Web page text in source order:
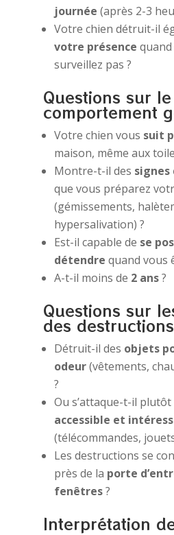
journée (après 2-3
Votre chien détruit-il
votre présence
surveillez pas ?
Questions sur le
comportement
Votre chien vous suit
maison, même aux
Montre-t-il des signes
que vous préparez
(gémissements,
hypersalivation) ?
Est-il capable de se
détendre quand vous
A-t-il moins de 2 ans?
Questions sur
des destructions
Détruit-il des objets
odeur(vêtements,
?
Ou s’attaque-t-il plutôt
accessible et
(télécommandes,
Les destructions se
près de la porte
fenêtres?
Interprétation